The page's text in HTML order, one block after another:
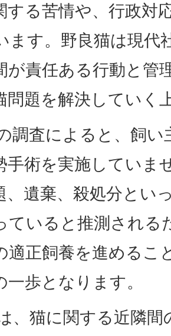
する苦情や、行政対
ます。野良猫は現代
が責任ある行動と管
問題を解決していく
調査によると、飼
手術を実施していま
、遺棄、殺処分とい
ていると推測される
適正飼養を進めるこ
一歩となります。
、猫に関する近隣